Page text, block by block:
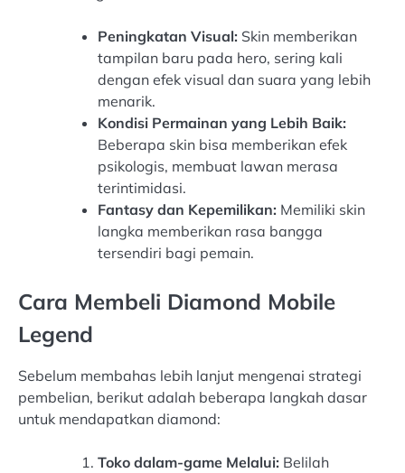
Peningkatan Visual: Skin memberikan
tampilan baru pada hero, sering kali
dengan efek visual dan suara yang lebih
menarik.
Kondisi Permainan yang Lebih Baik:
Beberapa skin bisa memberikan efek
psikologis, membuat lawan merasa
terintimidasi.
Fantasy dan Kepemilikan: Memiliki skin
langka memberikan rasa bangga
tersendiri bagi pemain.
Cara Membeli Diamond Mobile
Legend
Sebelum membahas lebih lanjut mengenai strategi
pembelian, berikut adalah beberapa langkah dasar
untuk mendapatkan diamond:
Toko dalam-game Melalui: Belilah